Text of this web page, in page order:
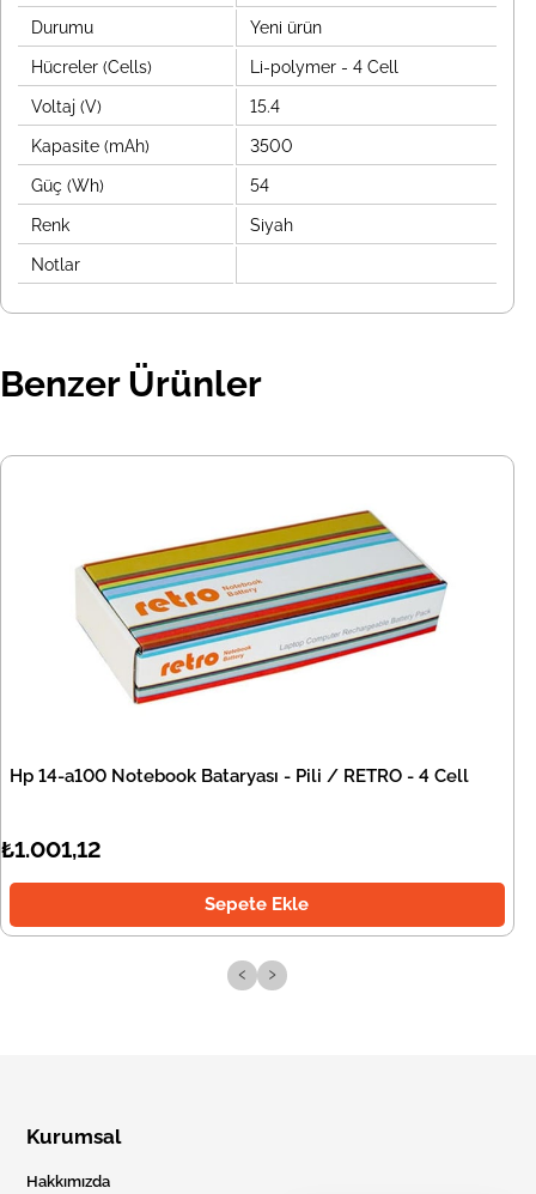
Durumu Yeni ürün
Hücreler (Cells) Li-polymer - 4 Cell
Voltaj (V) 15.4
Kapasite (mAh) 3500
Güç (Wh) 54
Renk Siyah
Notlar
Benzer Ürünler
Hp 14-a100 Notebook Bataryası - Pili / RETRO - 4 Cell
₺1.001,12
Sepete Ekle
‹ ›
Kurumsal
Hakkımızda